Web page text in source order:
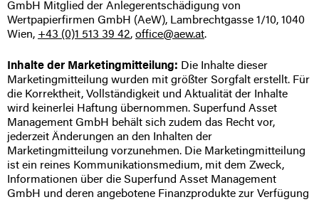
GmbH Mitglied der Anlegerentschädigung von
Wertpapierfirmen GmbH (AeW), Lambrechtgasse 1/10, 1040
Wien, +43 (0)1 513 39 42, office@aew.at.
Inhalte der Marketingmitteilung: Die Inhalte dieser
Marketingmitteilung wurden mit größter Sorgfalt erstellt. Für
die Korrektheit, Vollständigkeit und Aktualität der Inhalte
wird keinerlei Haftung übernommen. Superfund Asset
Management GmbH behält sich zudem das Recht vor,
jederzeit Änderungen an den Inhalten der
Marketingmitteilung vorzunehmen. Die Marketingmitteilung
ist ein reines Kommunikationsmedium, mit dem Zweck,
Informationen über die Superfund Asset Management
GmbH und deren angebotene Finanzprodukte zur Verfügung